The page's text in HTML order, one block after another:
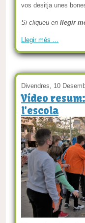
vos desitja unes
Si cliqueu enllegir
Llegir més ...
Divendres, 10
Vídeo
l'escola